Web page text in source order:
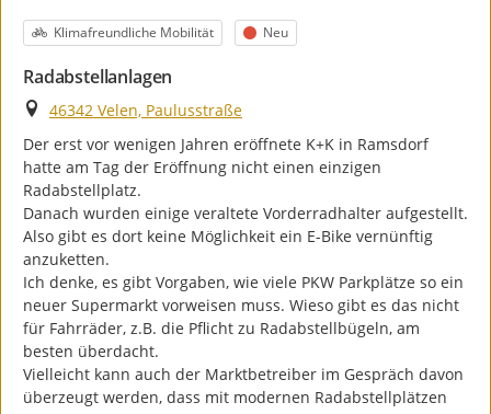
Kategorie
Klimafreundliche Mobilität Status
Neu
Radabstellanlagen
Ort
46342 Velen, Paulusstraße
Der erst vor wenigen Jahren eröffnete K+K in Ramsdorf
hatte am Tag der Eröffnung nicht einen einzigen
Radabstellplatz.
Danach wurden einige veraltete Vorderradhalter aufgestellt.
Also gibt es dort keine Möglichkeit ein E-Bike vernünftig
anzuketten.
Ich denke, es gibt Vorgaben, wie viele PKW Parkplätze so ein
neuer Supermarkt vorweisen muss. Wieso gibt es das nicht
für Fahrräder, z.B. die Pflicht zu Radabstellbügeln, am
besten überdacht.
Vielleicht kann auch der Marktbetreiber im Gespräch davon
überzeugt werden, dass mit modernen Radabstellplätzen